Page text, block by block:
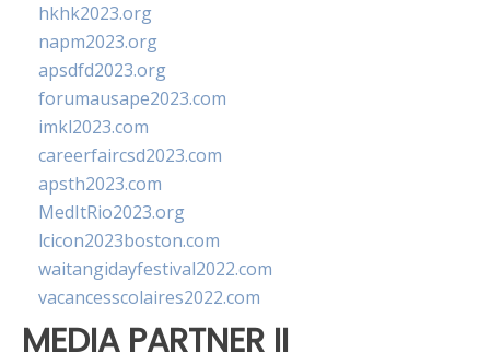
hkhk2023.org
napm2023.org
apsdfd2023.org
forumausape2023.com
imkl2023.com
careerfaircsd2023.com
apsth2023.com
MedItRio2023.org
lcicon2023boston.com
waitangidayfestival2022.com
vacancesscolaires2022.com
MEDIA PARTNER II